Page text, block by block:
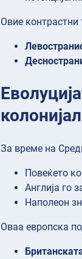
Овие контрастни
За време на
Повеќето
Англија го
Наполеон
Оваа европска